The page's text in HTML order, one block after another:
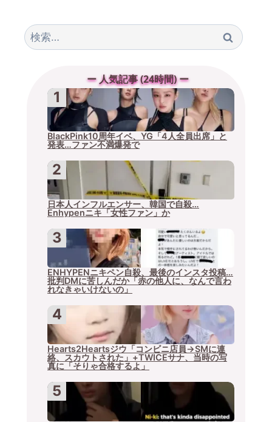
検
索:
ー 人気記事 (24時間) ー
BlackPink10周年イベ、YG「4人全員出席」と
発表…ファン不満爆発で
日本人インフルエンサー、韓国で自殺…
Enhypenニキ「女性ファン」か
ENHYPENニキペン自殺、最後のインスタ投稿…
批判DMに苦しんだか「赤の他人に、なんで言わ
れなきゃいけないの」
Hearts2Heartsジウ「コンビニ店員→SMに連
絡、スカウトされた」+TWICEサナ、当時の写
真に「そりゃ合格するよ」